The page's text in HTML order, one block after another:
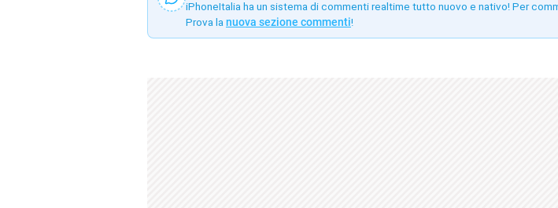
iPhoneItalia ha un sistema di commenti realtime tutto nuovo e nativo! Per
Prova la nuova sezione commenti!